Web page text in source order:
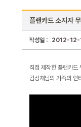
플랜카드 소지자
작성일 : 2012-12-
직접 제작한 플랜카드
김성채님의 가족의 인